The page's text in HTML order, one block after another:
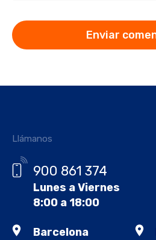
Llámanos
900 861 374
Lunes a Viernes
8:00 a 18:00
Barcelona